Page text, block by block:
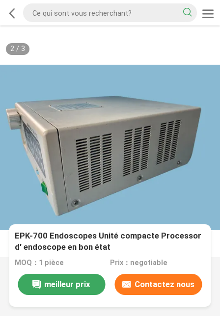
2/ 3
EPK-700 Endoscopes Unité compacte Processor
d' endoscope en bon état
MOQ：1 pièce Prix：negotiable
meilleur prix Contactez nous